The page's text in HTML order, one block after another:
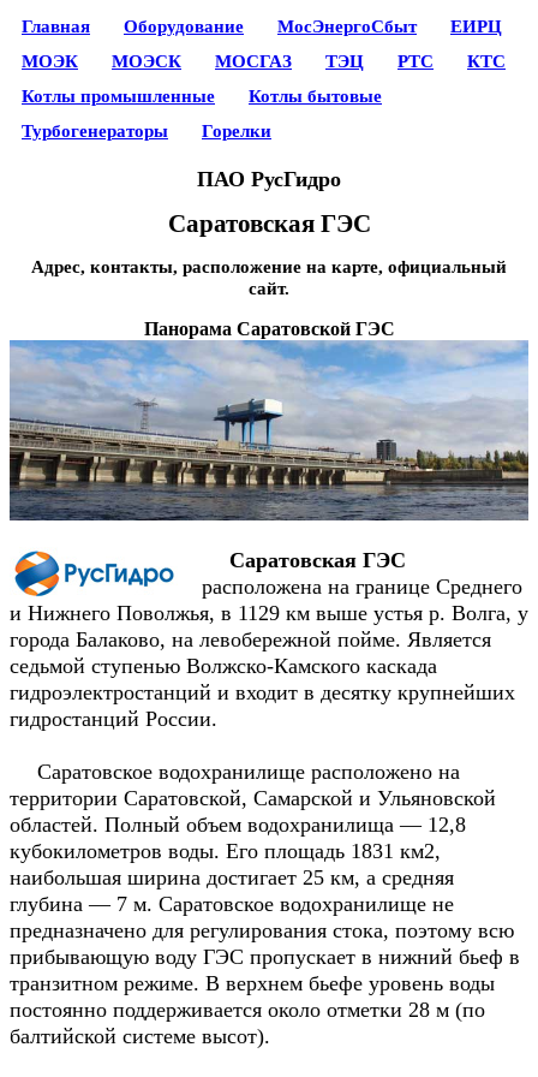
Главная Оборудование МосЭнергоСбыт
ЕИРЦ
МОЭК
МОЭСК МОСГАЗ ТЭЦ РТС
КТС
Котлы промышленные
Котлы бытовые
Турбогенераторы
Горелки
ПАО РусГидро
Саратовская ГЭС
Адрес, контакты, расположение на карте, официальный
сайт.
Панорама Саратовской ГЭС
Саратовская ГЭС
расположена на границе Среднего
и Нижнего Поволжья, в 1129 км выше устья р. Волга, у
города Балаково, на левобережной пойме. Является
седьмой ступенью Волжско-Камского каскада
гидроэлектростанций и входит в десятку крупнейших
гидростанций России.
Саратовское водохранилище расположено на
территории Саратовской, Самарской и Ульяновской
областей. Полный объем водохранилища — 12,8
кубокилометров воды. Его площадь 1831 км2,
наибольшая ширина достигает 25 км, а средняя
глубина — 7 м. Саратовское водохранилище не
предназначено для регулирования стока, поэтому всю
прибывающую воду ГЭС пропускает в нижний бьеф в
транзитном режиме. В верхнем бьефе уровень воды
постоянно поддерживается около отметки 28 м (по
балтийской системе высот).